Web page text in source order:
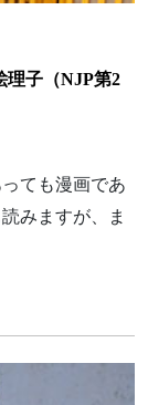
理子（NJP第2
ても漫画であ
みますが、ま